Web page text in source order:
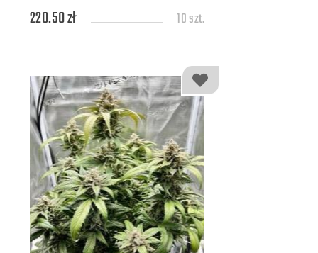
220.50 zł 10 szt.